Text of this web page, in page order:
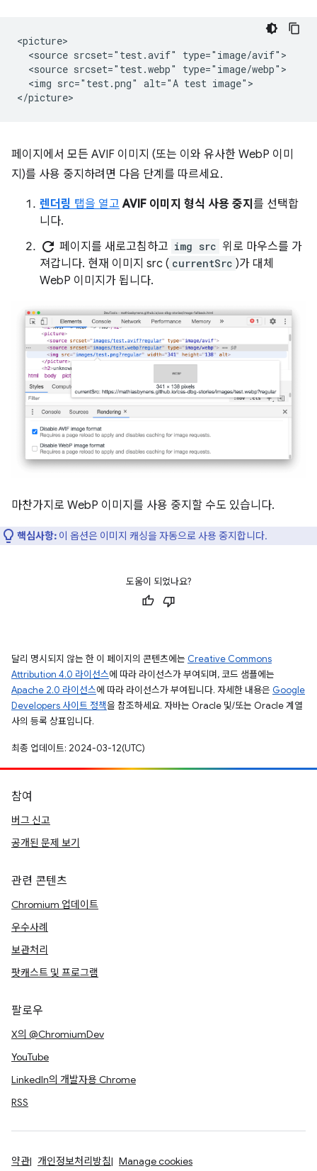
<picture>
  <source srcset="test.avif" type="image/avif">
  <source srcset="test.webp" type="image/webp">
  <img src="test.png" alt="A test image">
페이지에서 모든 AVIF 이미지 (또는 이와 유사한 WebP 이미
지)를 사용 중지하려면 다음 단계를 따르세요.
렌더링 탭을 열고 AVIF 이미지 형식 사용 중지 를 선택합
니다.
refresh 페이지를 새로고침하고 img src 위로 마우스를 가
져갑니다. 현재 이미지 src ( currentSrc )가 대체
WebP 이미지가 됩니다.
마찬가지로 WebP 이미지를 사용 중지할 수도 있습니다.
핵심사항: 이 옵션은 이미지 캐싱을 자동으로 사용 중지합니다.
도움이 되었나요?
달리 명시되지 않는 한 이 페이지의 콘텐츠에는 Creative Commons
Attribution 4.0 라이선스에 따라 라이선스가 부여되며, 코드 샘플에는
Apache 2.0 라이선스에 따라 라이선스가 부여됩니다. 자세한 내용은 Google
Developers 사이트 정책을 참조하세요. 자바는 Oracle 및/또는 Oracle 계열
사의 등록 상표입니다.
최종 업데이트: 2024-03-12(UTC)
참여
버그 신고
공개된 문제 보기
관련 콘텐츠
Chromium 업데이트
우수사례
보관처리
팟캐스트 및 프로그램
팔로우
X의 @ChromiumDev
YouTube
LinkedIn의 개발자용 Chrome
RSS
약관 개인정보처리방침 Manage cookies